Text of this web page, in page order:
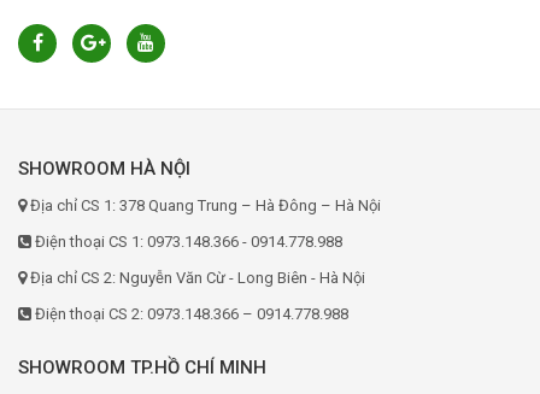
SHOWROOM HÀ NỘI
Địa chỉ CS 1: 378 Quang Trung – Hà Đông – Hà Nội
Điện thoại CS 1: 0973.148.366 - 0914.778.988
Địa chỉ CS 2: Nguyễn Văn Cừ - Long Biên - Hà Nội
Điện thoại CS 2: 0973.148.366 – 0914.778.988
SHOWROOM TP.HỒ CHÍ MINH